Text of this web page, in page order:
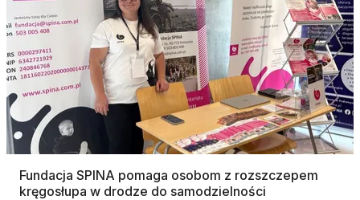
Fundacja SPINA pomaga osobom z rozszczepem
kręgosłupa w drodze do samodzielności